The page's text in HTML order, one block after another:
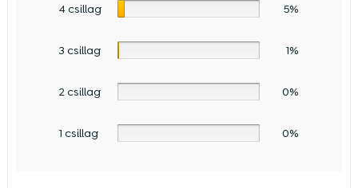
4 csillag 5%
3 csillag 1%
2 csillag 0%
1 csillag 0%